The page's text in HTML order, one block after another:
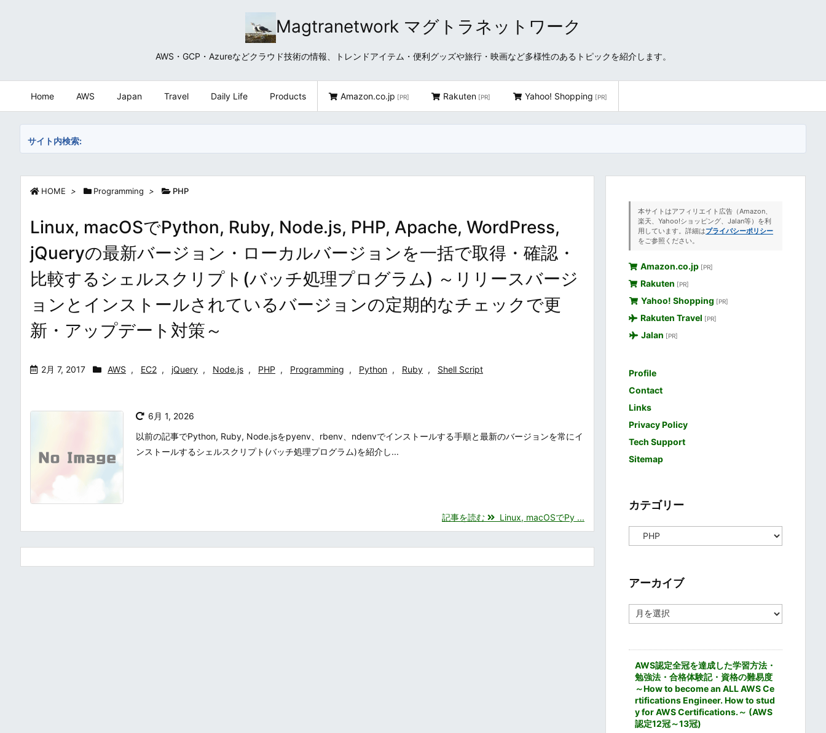
Magtranetwork マグトラネットワーク
AWS・GCP・Azureなどクラウド技術の情報、トレンドアイテム・便利グッズや旅行・映画など多様性のあるトピックを紹介します。
Home AWS Japan Travel Daily Life Products Amazon.co.jp [PR] Rakuten [PR] Yahoo! Shopping [PR]
サイト内検索:
HOME > Programming > PHP
Linux, macOSでPython, Ruby, Node.js, PHP, Apache, WordPress,
jQueryの最新バージョン・ローカルバージョンを一括で取得・確認・
比較するシェルスクリプト(バッチ処理プログラム) ～リリースバージ
ョンとインストールされているバージョンの定期的なチェックで更
新・アップデート対策～
2月 7, 2017 AWS , EC2 , jQuery , Node.js , PHP , Programming , Python , Ruby , Shell Script
6月 1, 2026
以前の記事でPython, Ruby, Node.jsをpyenv、rbenv、ndenvでインストールする手順と最新のバージョンを常にイ
ンストールするシェルスクリプト(バッチ処理プログラム)を紹介し...
記事を読む Linux, macOSでPy ...
本サイトはアフィリエイト広告（Amazon、
楽天、Yahoo!ショッピング、Jalan等）を利
用しています。詳細はプライバシーポリシー
をご参照ください。
Amazon.co.jp [PR]
Rakuten [PR]
Yahoo! Shopping [PR]
Rakuten Travel [PR]
Jalan [PR]
Profile
Contact
Links
Privacy Policy
Tech Support
Sitemap
カテゴリー
テ
ー
アーカイブ
ー
AWS認定全冠を達成した学習方法・
勉強法・合格体験記・資格の難易度
～How to become an ALL AWS Ce
rtifications Engineer. How to stud
y for AWS Certifications.～ (AWS
認定12冠～13冠)